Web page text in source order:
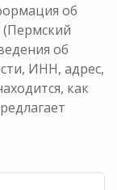
об
об
ИНН, адрес,
как